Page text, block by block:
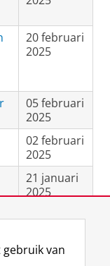
20 februari
2025
05 februari
2025
02 februari
2025
21 januari
2025
van